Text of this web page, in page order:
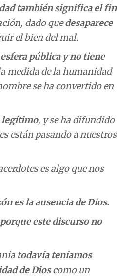
también significa el fin
dado quedesaparece
el bien del mal.
pública y no tiene
medida de la humanidad
se ha convertido en
legítimo, y se ha difundido
están pasando a nuestros
es algo que nos
es la ausencia de Dios.
este discurso no
todavía teníamos
de Dioscomo un